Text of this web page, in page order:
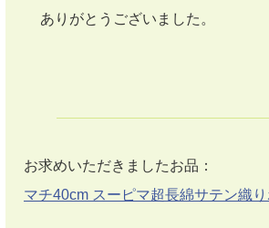
ありがとうございました。
お求めいただきましたお品：
マチ40cm スーピマ超長綿サテン織